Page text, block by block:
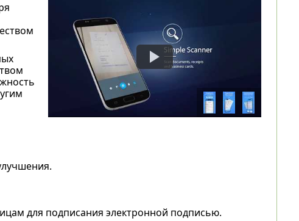
для подписания электронной подписью.